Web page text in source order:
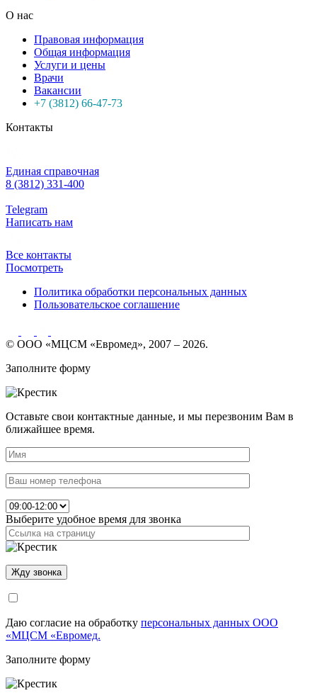
О нас
Правовая информация
Общая информация
Услуги и цены
Врачи
Вакансии
+7 (3812) 66-47-73
Контакты
Единая справочная
8 (3812) 331-400
Telegram
Написать нам
Все контакты
Посмотреть
Политика обработки персональных данных
Пользовательское соглашение
© ООО «МЦСМ «Евромед», 2007 – 2026.
Заполните форму
Оставьте свои контактные данные, и мы перезвоним Вам в
ближайшее время.
Выберите удобное время для звонка
Даю согласие на обработку персональных данных ООО
«МЦСМ «Евромед.
Заполните форму